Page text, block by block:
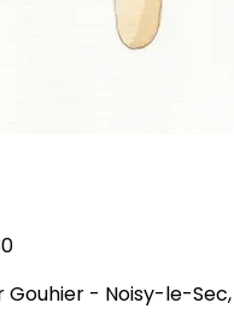
- Noisy-le-Sec,